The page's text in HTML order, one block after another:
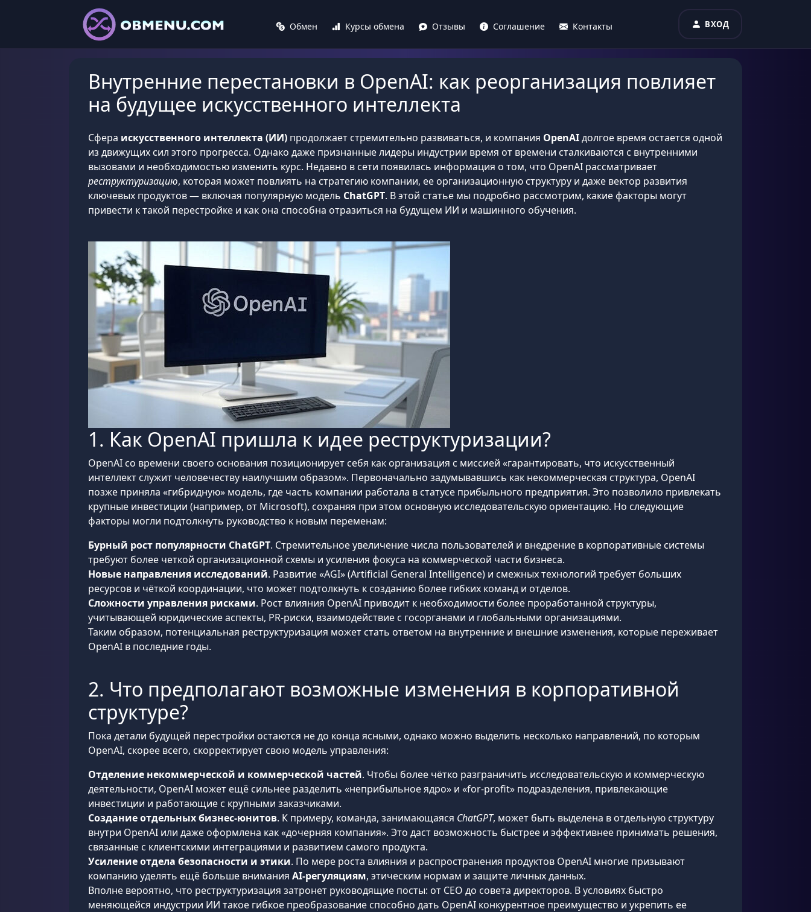
Обмен Курсы обмена Отзывы Соглашение Контакты ВХОД
Внутренние перестановки в OpenAI: как реорганизация повлияет
на будущее искусственного интеллекта
Сфера искусственного интеллекта (ИИ) продолжает стремительно развиваться, и компания OpenAIдолгое время остается одной
из движущих сил этого прогресса. Однако даже признанные лидеры индустрии время от времени сталкиваются с внутренними
вызовами и необходимостью изменить курс. Недавно в сети появилась информация о том, что OpenAI рассматривает
реструктуризацию, которая может повлиять на стратегию компании, ее организационную структуру и даже вектор развития
ключевых продуктов — включая популярную модель ChatGPT. В этой статье мы подробно рассмотрим, какие факторы могут
привести к такой перестройке и как она способна отразиться на будущем ИИ и машинного обучения.
1. Как OpenAI пришла к идее реструктуризации?
OpenAI со времени своего основания позиционирует себя как организация с миссией «гарантировать, что искусственный
интеллект служит человечеству наилучшим образом». Первоначально задумывавшись как некоммерческая структура, OpenAI
позже приняла «гибридную» модель, где часть компании работала в статусе прибыльного предприятия. Это позволило привлекать
крупные инвестиции (например, от Microsoft), сохраняя при этом основную исследовательскую ориентацию. Но следующие
факторы могли подтолкнуть руководство к новым переменам:
Бурный рост популярности ChatGPT. Стремительное увеличение числа пользователей и внедрение в корпоративные системы
требуют более четкой организационной схемы и усиления фокуса на коммерческой части бизнеса.
Новые направления исследований. Развитие «AGI» (Artificial General Intelligence) и смежных технологий требует больших
ресурсов и чёткой координации, что может подтолкнуть к созданию более гибких команд и отделов.
Сложности управления рисками. Рост влияния OpenAI приводит к необходимости более проработанной структуры,
учитывающей юридические аспекты, PR-риски, взаимодействие с госорганами и глобальными организациями.
Таким образом, потенциальная реструктуризация может стать ответом на внутренние и внешние изменения, которые переживает
OpenAI в последние годы.
2. Что предполагают возможные изменения в корпоративной
структуре?
Пока детали будущей перестройки остаются не до конца ясными, однако можно выделить несколько направлений, по которым
OpenAI, скорее всего, скорректирует свою модель управления:
Отделение некоммерческой и коммерческой частей. Чтобы более чётко разграничить исследовательскую и коммерческую
деятельности, OpenAI может ещё сильнее разделить «неприбыльное ядро» и «for-profit» подразделения, привлекающие
инвестиции и работающие с крупными заказчиками.
Создание отдельных бизнес-юнитов. К примеру, команда, занимающаяся ChatGPT, может быть выделена в отдельную структуру
внутри OpenAI или даже оформлена как «дочерняя компания». Это даст возможность быстрее и эффективнее принимать решения,
связанные с клиентскими интеграциями и развитием самого продукта.
Усиление отдела безопасности и этики. По мере роста влияния и распространения продуктов OpenAI многие призывают
компанию уделять ещё больше внимания AI-регуляциям, этическим нормам и защите личных данных.
Вполне вероятно, что реструктуризация затронет руководящие посты: от СЕО до совета директоров. В условиях быстро
меняющейся индустрии ИИ такое гибкое преобразование способно дать OpenAI конкурентное преимущество и укрепить ее